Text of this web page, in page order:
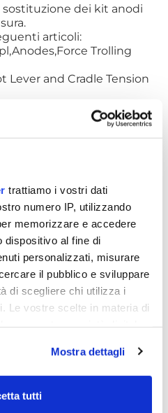
trattiamo i vostri dati
numero IP, utilizzando
memorizzare e accedere
dispositivo al fine di
personalizzati, misurare
il pubblico e sviluppare
di scegliere chi utilizza i
Le vostre scelte in materia di
consenso in qualsiasi
sui cookie o facendo clic
privacy.
Mostra dettagli
tutti
dei kit anodi
articoli:
Trolling
Lever and Cradle Tension
Latch Kit, Force
scrivere la tua
recensione